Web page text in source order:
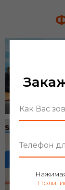
Как Вас
Телефон